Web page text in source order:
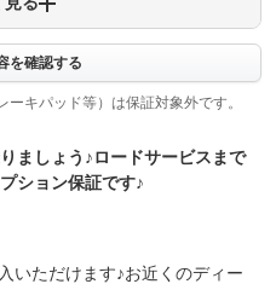
を確認する
キパッド等）は保証対象外です。
ましょう♪ロードサービスまで
ション保証です♪
いただけます♪お近くのディー